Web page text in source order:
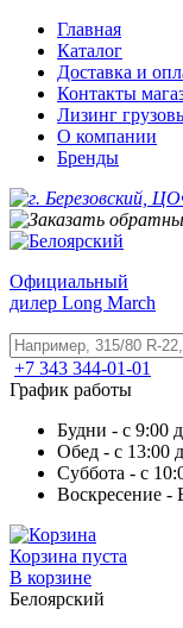
Главная
Каталог
Доставка и
Контакты
Лизинг
О компании
Бренды
Официальный
дилер Long March
+7 343 344-01-01
График работы
Будни - с 9:00
Обед - с 13:00
Суббота - с
Воскресение -
Корзина пуста
В корзине
Белоярский